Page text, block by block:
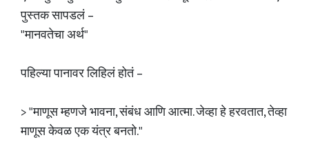
पुस्तक सापडलं –
"मानवतेचा अर्थ"
पहिल्या पानावर लिहिलं होतं –
> "माणूस म्हणजे भावना, संबंध आणि आत्मा. जेव्हा हे हरवतात, तेव्हा
माणूस केवळ एक यंत्र बनतो."